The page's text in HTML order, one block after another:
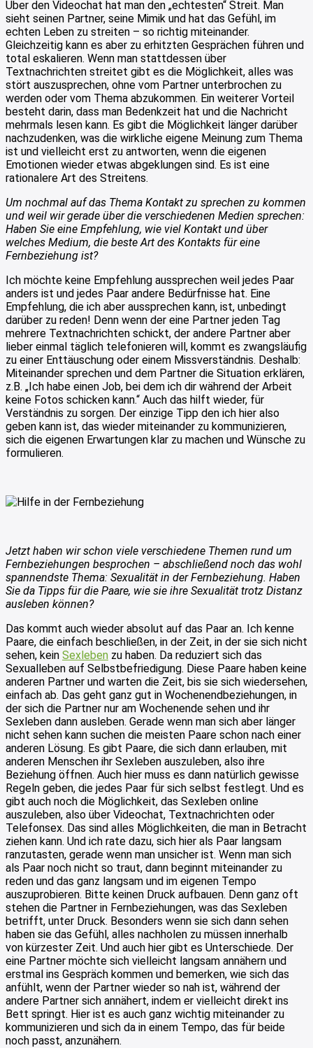
Über den Videochat hat man den „echtesten“ Streit. Man
sieht seinen Partner, seine Mimik und hat das Gefühl, im
echten Leben zu streiten – so richtig miteinander.
Gleichzeitig kann es aber zu erhitzten Gesprächen führen und
total eskalieren. Wenn man stattdessen über
Textnachrichten streitet gibt es die Möglichkeit, alles was
stört auszusprechen, ohne vom Partner unterbrochen zu
werden oder vom Thema abzukommen. Ein weiterer Vorteil
besteht darin, dass man Bedenkzeit hat und die Nachricht
mehrmals lesen kann. Es gibt die Möglichkeit länger darüber
nachzudenken, was die wirkliche eigene Meinung zum Thema
ist und vielleicht erst zu antworten, wenn die eigenen
Emotionen wieder etwas abgeklungen sind. Es ist eine
rationalere Art des Streitens.
Um nochmal auf das Thema Kontakt zu sprechen zu kommen
und weil wir gerade über die verschiedenen Medien sprechen:
Haben Sie eine Empfehlung, wie viel Kontakt und über
welches Medium, die beste Art des Kontakts für eine
Fernbeziehung ist?
Ich möchte keine Empfehlung aussprechen weil jedes Paar
anders ist und jedes Paar andere Bedürfnisse hat. Eine
Empfehlung, die ich aber aussprechen kann, ist, unbedingt
darüber zu reden! Denn wenn der eine Partner jeden Tag
mehrere Textnachrichten schickt, der andere Partner aber
lieber einmal täglich telefonieren will, kommt es zwangsläufig
zu einer Enttäuschung oder einem Missverständnis. Deshalb:
Miteinander sprechen und dem Partner die Situation erklären,
z.B. „Ich habe einen Job, bei dem ich dir während der Arbeit
keine Fotos schicken kann.“ Auch das hilft wieder, für
Verständnis zu sorgen. Der einzige Tipp den ich hier also
geben kann ist, das wieder miteinander zu kommunizieren,
sich die eigenen Erwartungen klar zu machen und Wünsche zu
formulieren.
Jetzt haben wir schon viele verschiedene Themen rund um
Fernbeziehungen besprochen – abschließend noch das wohl
spannendste Thema: Sexualität in der Fernbeziehung. Haben
Sie da Tipps für die Paare, wie sie ihre Sexualität trotz Distanz
ausleben können?
Das kommt auch wieder absolut auf das Paar an. Ich kenne
Paare, die einfach beschließen, in der Zeit, in der sie sich nicht
sehen, kein Sexleben zu haben. Da reduziert sich das
Sexualleben auf Selbstbefriedigung. Diese Paare haben keine
anderen Partner und warten die Zeit, bis sie sich wiedersehen,
einfach ab. Das geht ganz gut in Wochenendbeziehungen, in
der sich die Partner nur am Wochenende sehen und ihr
Sexleben dann ausleben. Gerade wenn man sich aber länger
nicht sehen kann suchen die meisten Paare schon nach einer
anderen Lösung. Es gibt Paare, die sich dann erlauben, mit
anderen Menschen ihr Sexleben auszuleben, also ihre
Beziehung öffnen. Auch hier muss es dann natürlich gewisse
Regeln geben, die jedes Paar für sich selbst festlegt. Und es
gibt auch noch die Möglichkeit, das Sexleben online
auszuleben, also über Videochat, Textnachrichten oder
Telefonsex. Das sind alles Möglichkeiten, die man in Betracht
ziehen kann. Und ich rate dazu, sich hier als Paar langsam
ranzutasten, gerade wenn man unsicher ist. Wenn man sich
als Paar noch nicht so traut, dann beginnt miteinander zu
reden und das ganz langsam und im eigenen Tempo
auszuprobieren. Bitte keinen Druck aufbauen. Denn ganz oft
stehen die Partner in Fernbeziehungen, was das Sexleben
betrifft, unter Druck. Besonders wenn sie sich dann sehen
haben sie das Gefühl, alles nachholen zu müssen innerhalb
von kürzester Zeit. Und auch hier gibt es Unterschiede. Der
eine Partner möchte sich vielleicht langsam annähern und
erstmal ins Gespräch kommen und bemerken, wie sich das
anfühlt, wenn der Partner wieder so nah ist, während der
andere Partner sich annähert, indem er vielleicht direkt ins
Bett springt. Hier ist es auch ganz wichtig miteinander zu
kommunizieren und sich da in einem Tempo, das für beide
noch passt, anzunähern.